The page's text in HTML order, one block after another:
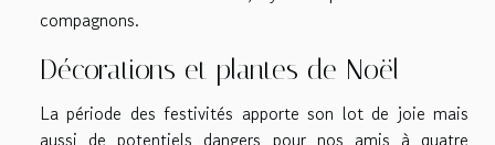
compagnons.
Décorations et plantes de Noël
La période des festivités apporte son lot de joie mais
aussi de potentiels dangers pour nos amis à quatre